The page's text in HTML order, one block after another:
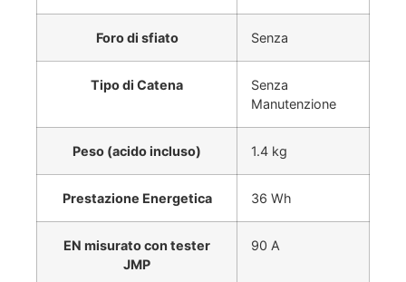
Foro di sfiato Senza
Tipo di Catena
Senza
Manutenzione
Peso (acido incluso) 1.4 kg
Prestazione Energetica 36 Wh
EN misurato con tester
JMP
90 A